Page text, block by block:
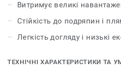
Витримує великі
Стійкість до подряпин і
Легкість догляду і низькі
ТЕХНІЧНІ ХАРАКТЕРИСТИКИ ТА